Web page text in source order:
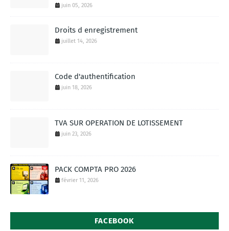
juin 05, 2026
Droits d enregistrement
juillet 14, 2026
Code d'authentification
juin 18, 2026
TVA SUR OPERATION DE LOTISSEMENT
juin 23, 2026
PACK COMPTA PRO 2026
février 11, 2026
FACEBOOK